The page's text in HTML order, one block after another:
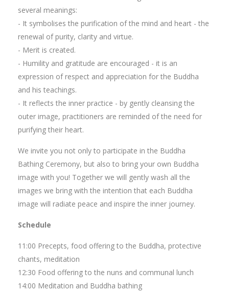
several meanings:
- It symbolises the purification of the mind and heart - the
renewal of purity, clarity and virtue.
- Merit is created.
- Humility and gratitude are encouraged - it is an
expression of respect and appreciation for the Buddha
and his teachings.
- It reflects the inner practice - by gently cleansing the
outer image, practitioners are reminded of the need for
purifying their heart.
We invite you not only to participate in the Buddha
Bathing Ceremony, but also to bring your own Buddha
image with you! Together we will gently wash all the
images we bring with the intention that each Buddha
image will radiate peace and inspire the inner journey.
Schedule
11:00 Precepts, food offering to the Buddha, protective
chants, meditation
12:30 Food offering to the nuns and communal lunch
14:00 Meditation and Buddha bathing